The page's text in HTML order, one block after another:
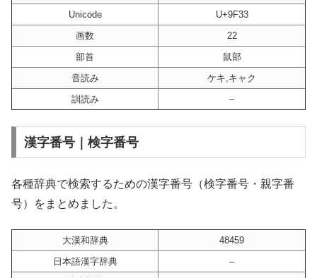
Unicode
U+9F33
画数
22
部首
鼠部
音読み
ケキ,キャク
訓読み
–
漢字番号｜検字番号
各種辞典で検索するための漢字番号（検字番号・親字番
号）をまとめました。
大漢和辞典
48459
日本語漢字辞典
–